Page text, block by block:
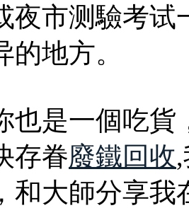
夜市测驗考试
的地方。
也是一個吃貨
存眷廢鐵回收
和大師分享